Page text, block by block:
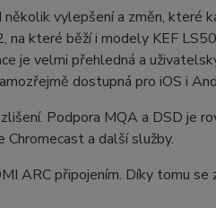
vylepšení a změn, které
na které běží i modely KEF
je velmi přehledná a
dostupná pro iOS i
Podpora MQA a DSD je
a další služby.
ARC připojením. Díky tomu